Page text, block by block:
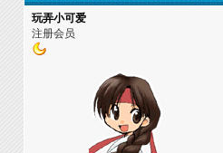
玩弄小可爱
注册会员